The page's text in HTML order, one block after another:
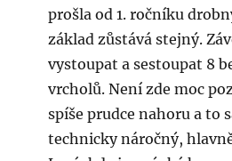
prošla od 1. ročníku
základ zůstává stejný.
vystoupat a sestoupat 8
vrcholů. Není zde moc
spíše prudce nahoru a to
technicky náročný,